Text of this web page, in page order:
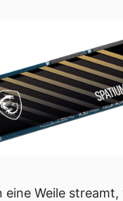
eine Weile